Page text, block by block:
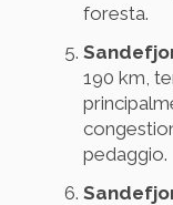
foresta.
190 km,
pedaggio.